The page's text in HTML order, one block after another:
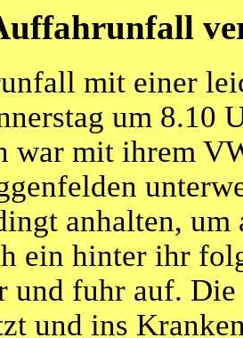
mit einer
um 8.10
war mit ihrem
anhalten,
ein hinter ihr
und fuhr auf.
und ins